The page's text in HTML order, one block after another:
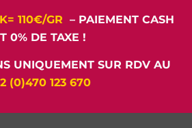
110€/GR – PAIEMENT CASH
0% DE TAXE !
UNIQUEMENT SUR RDV AU
(0)470 123 670